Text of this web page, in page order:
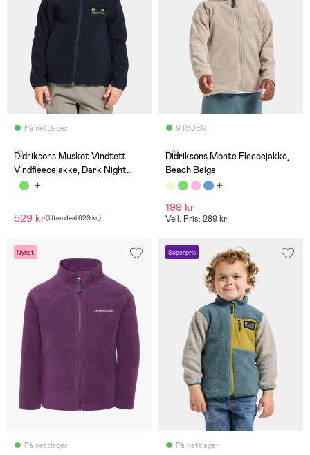
På nettlager
(1)
Didriksons Muskot Vindtett
Vindfleecejakke, Dark Night
Blue
529 kr(Uten deal629 kr)
9 IGJEN
(21)
Didriksons Monte Fleecejakke,
Beach Beige
199 kr
Veil. Pris: 289 kr
Nyhet
På nettlager
Superpris
På nettlager